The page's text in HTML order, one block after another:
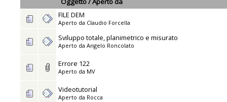
FILE DEM
Aperto da Claudio Forcella
Sviluppo totale, planimetrico e misurato
Aperto da Angelo Roncolato
Errore 122
Aperto da MV
Videotutorial
Aperto da Rocca